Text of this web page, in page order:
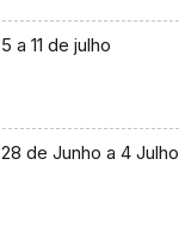
5 a 11 de julho
28 de Junho a 4 Julho